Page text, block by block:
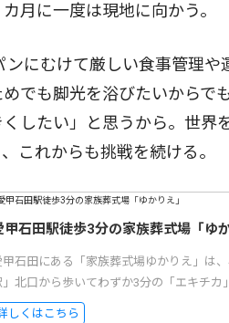
月に一度は現地に向かう。
にむけて厳しい食事管理や
でも脚光を浴びたいからで
したい」と思うから。世界
これからも挑戦を続ける。
甲石田駅徒歩3分の家族葬式場「ゆか
甲石田にある「家族葬式場ゆかりえ」は
」北口から歩いてわずか3分の「エキチカ
しくはこちら